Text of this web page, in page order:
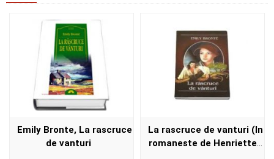
Emily Bronte, La rascruce
de vanturi
La rascruce de vanturi (In
romaneste de Henriette